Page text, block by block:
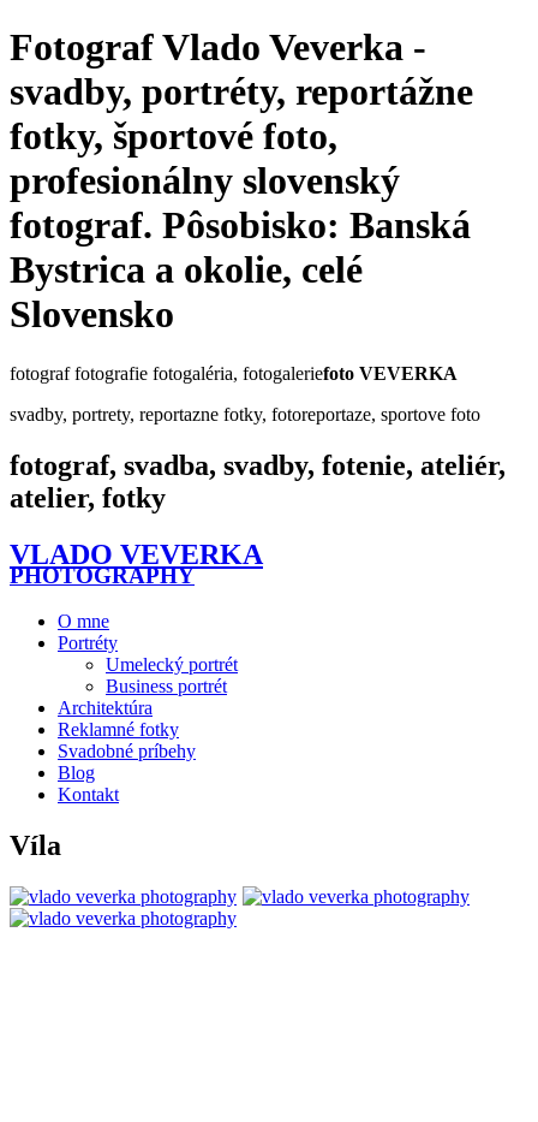
Fotograf Vlado Veverka -
svadby, portréty, reportážne
fotky, športové foto,
profesionálny slovenský
fotograf. Pôsobisko: Banská
Bystrica a okolie, celé
Slovensko
fotograf fotografie fotogaléria, fotogaleriefoto VEVERKA
svadby, portrety, reportazne fotky, fotoreportaze, sportove foto
fotograf, svadba, svadby, fotenie, ateliér,
atelier, fotky
VLADO VEVERKA
PHOTOGRAPHY
O mne
Portréty
Umelecký portrét
Business portrét
Architektúra
Reklamné fotky
Svadobné príbehy
Blog
Kontakt
Víla